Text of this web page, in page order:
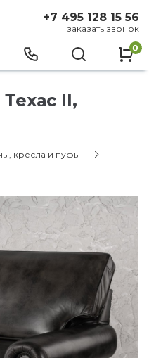
+7 495 128 15 56
заказать звонок
0
II,
кресла и пуфы